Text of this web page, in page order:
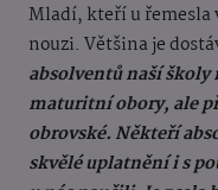
Mladí, kteří u řemesla
nouzi. Většina je
absolventů naší školy
maturitní obory, ale
obrovské. Někteří
skvělé uplatnění i s